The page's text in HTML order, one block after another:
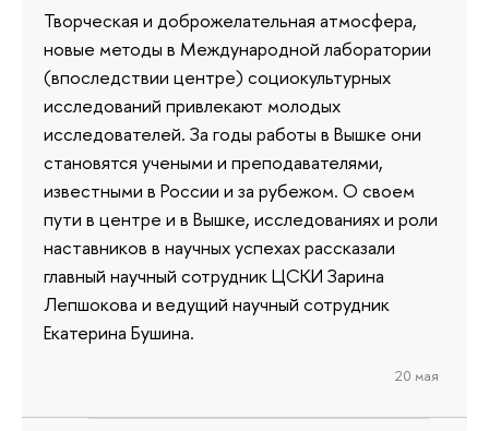
Творческая и доброжелательная атмосфера,
новые методы в Международной лаборатории
(впоследствии центре) социокультурных
исследований привлекают молодых
исследователей. За годы работы в Вышке они
становятся учеными и преподавателями,
известными в России и за рубежом. О своем
пути в центре и в Вышке, исследованиях и роли
наставников в научных успехах рассказали
главный научный сотрудник ЦСКИ Зарина
Лепшокова и ведущий научный сотрудник
Екатерина Бушина.
20 мая